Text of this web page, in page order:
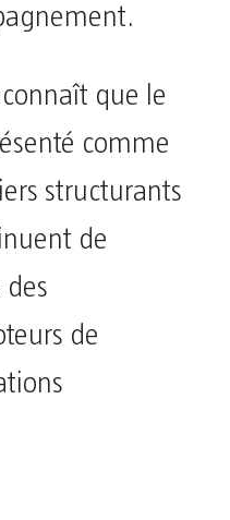
que le
comme
structurants
de
des
de